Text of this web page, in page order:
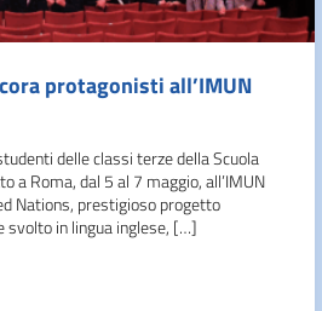
protagonisti all’IMUN
delle classi terze della Scuola
a Roma, dal 5 al 7 maggio, all’IMUN
Nations, prestigioso progetto
svolto in lingua inglese, […]